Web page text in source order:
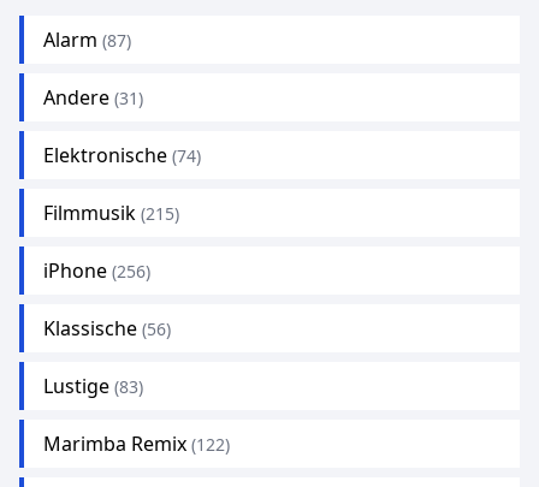
Alarm (87)
Andere (31)
Elektronische (74)
Filmmusik (215)
iPhone (256)
Klassische (56)
Lustige (83)
Marimba Remix (122)